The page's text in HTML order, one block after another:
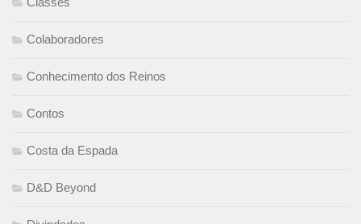
Colaboradores
Conhecimento dos Reinos
Contos
Costa da Espada
D&D Beyond